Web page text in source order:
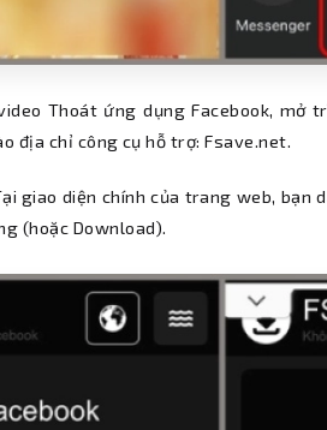
Thoát ứng dụng Facebook, mở
địa chỉ công cụ hỗ trợ: Fsave.net.
giao diện chính của trang web,
(hoặc Download).